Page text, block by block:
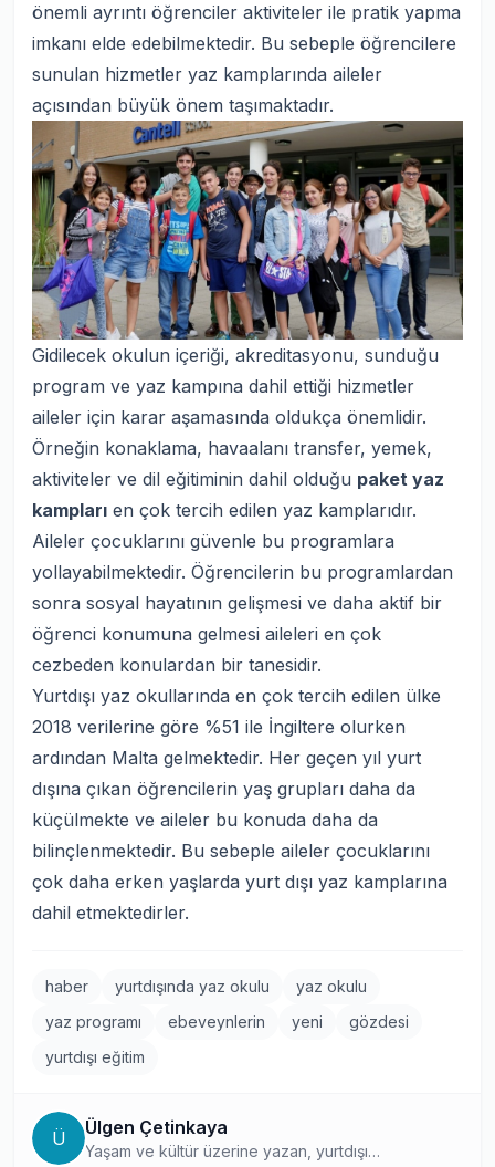
önemli ayrıntı öğrenciler aktiviteler ile pratik yapma
imkanı elde edebilmektedir. Bu sebeple öğrencilere
sunulan hizmetler yaz kamplarında aileler
açısından büyük önem taşımaktadır.
Gidilecek okulun içeriği, akreditasyonu, sunduğu
program ve yaz kampına dahil ettiği hizmetler
aileler için karar aşamasında oldukça önemlidir.
Örneğin konaklama, havaalanı transfer, yemek,
aktiviteler ve dil eğitiminin dahil olduğu paket yaz
kampları en çok tercih edilen yaz kamplarıdır.
Aileler çocuklarını güvenle bu programlara
yollayabilmektedir. Öğrencilerin bu programlardan
sonra sosyal hayatının gelişmesi ve daha aktif bir
öğrenci konumuna gelmesi aileleri en çok
cezbeden konulardan bir tanesidir.
Yurtdışı yaz okullarında en çok tercih edilen ülke
2018 verilerine göre %51 ile İngiltere olurken
ardından Malta gelmektedir. Her geçen yıl yurt
dışına çıkan öğrencilerin yaş grupları daha da
küçülmekte ve aileler bu konuda daha da
bilinçlenmektedir. Bu sebeple aileler çocuklarını
çok daha erken yaşlarda yurt dışı yaz kamplarına
dahil etmektedirler.
haber yurtdışında yaz okulu
yaz okulu
yaz programı
ebeveynlerin yeni
gözdesi
yurtdışı eğitim
Ü Ülgen Çetinkaya
Yaşam ve kültür üzerine yazan, yurtdışı